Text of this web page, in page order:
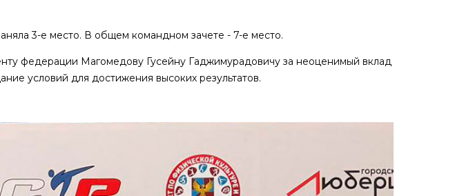
3-е место. В общем командном зачете - 7-е место.
федерации Магомедову Гусейну Гаджимурадовичу за неоценимый вклад
условий для достижения высоких результатов.